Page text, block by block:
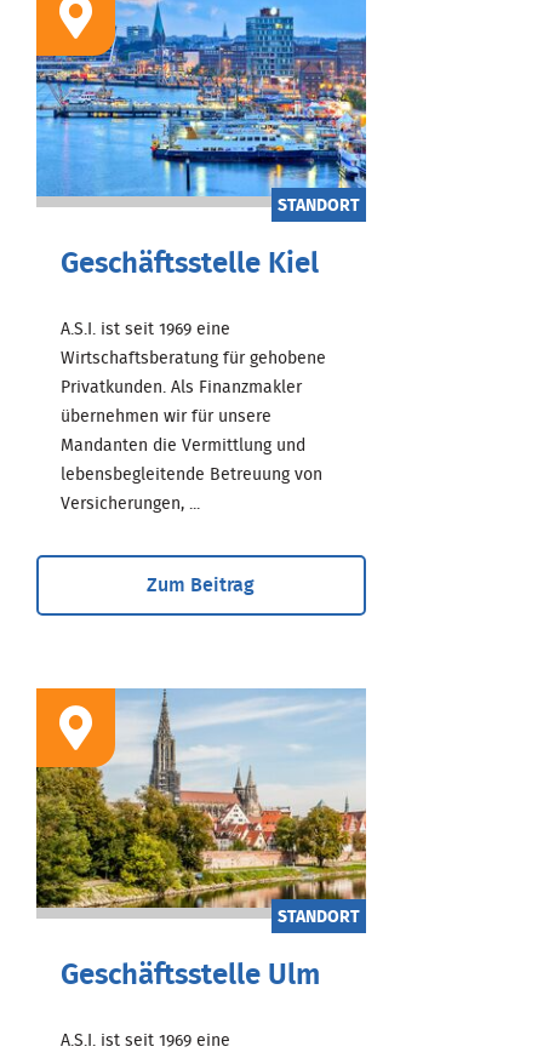
STANDORT
Geschäftsstelle Kiel
A.S.I. ist seit 1969 eine
Wirtschaftsberatung für gehobene
Privatkunden. Als Finanzmakler
übernehmen wir für unsere
Mandanten die Vermittlung und
lebensbegleitende Betreuung von
Versicherungen, ...
Zum Beitrag
STANDORT
Geschäftsstelle Ulm
A.S.I. ist seit 1969 eine